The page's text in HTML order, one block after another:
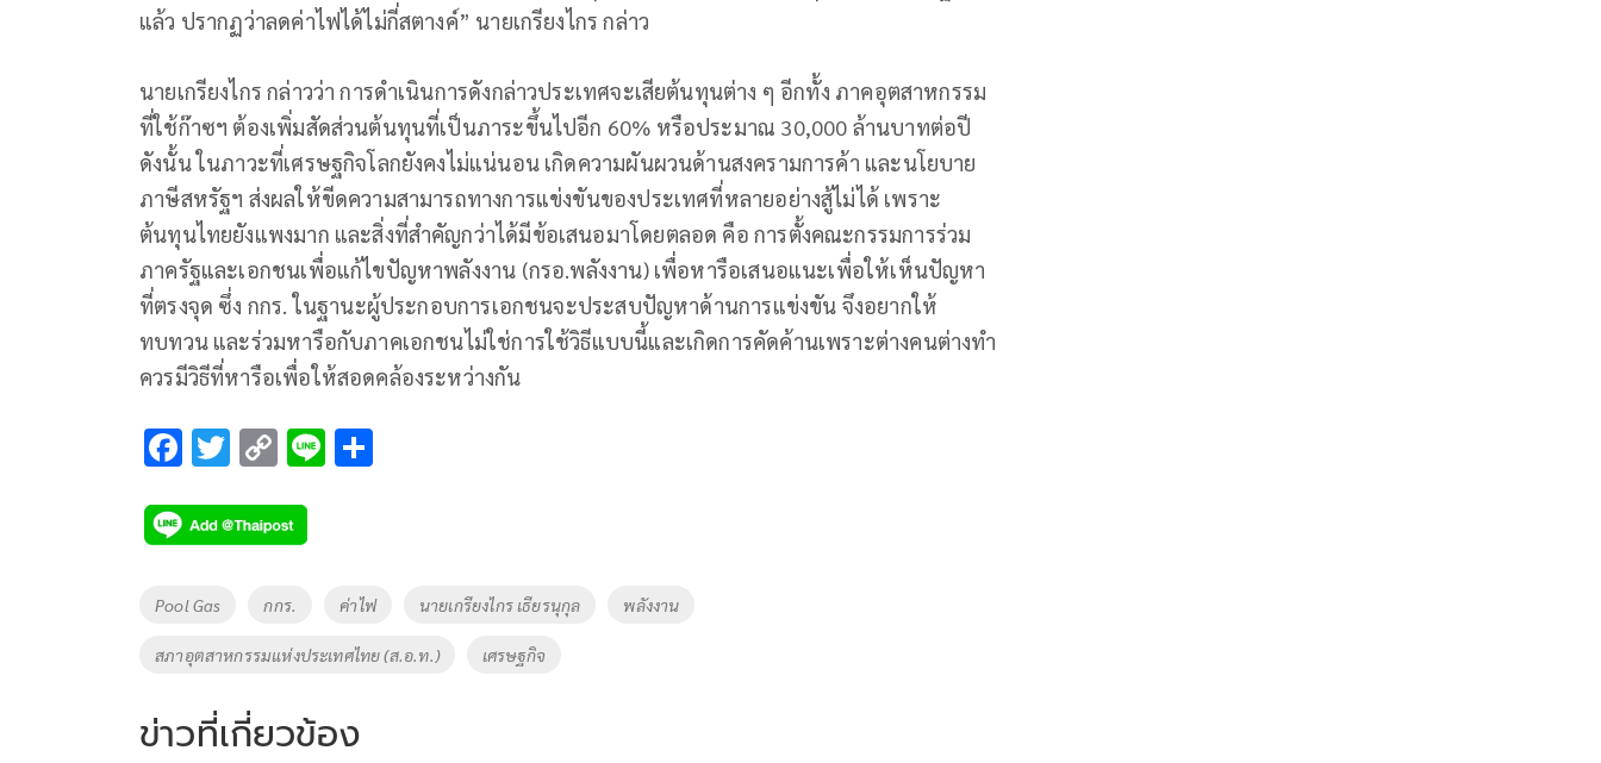
แล้ว ปรากฏว่าลดค่าไฟได้ไม่กี่สตางค์” นายเกรียงไกร กล่าว
นายเกรียงไกร กล่าวว่า การดำเนินการดังกล่าวประเทศจะเสียต้นทุนต่าง ๆ อีกทั้ง ภาคอุตสาหกรรม
ที่ใช้ก๊าซฯ ต้องเพิ่มสัดส่วนต้นทุนที่เป็นภาระขึ้นไปอีก 60% หรือประมาณ 30,000 ล้านบาทต่อปี
ดังนั้น ในภาวะที่เศรษฐกิจโลกยังคงไม่แน่นอน เกิดความผันผวนด้านสงครามการค้า และนโยบาย
ภาษีสหรัฐฯ ส่งผลให้ขีดความสามารถทางการแข่งขันของประเทศที่หลายอย่างสู้ไม่ได้ เพราะ
ต้นทุนไทยยังแพงมาก และสิ่งที่สำคัญกว่าได้มีข้อเสนอมาโดยตลอด คือ การตั้งคณะกรรมการร่วม
ภาครัฐและเอกชนเพื่อแก้ไขปัญหาพลังงาน (กรอ.พลังงาน) เพื่อหารือเสนอแนะเพื่อให้เห็นปัญหา
ที่ตรงจุด ซึ่ง กกร. ในฐานะผู้ประกอบการเอกชนจะประสบปัญหาด้านการแข่งขัน จึงอยากให้
ทบทวน และร่วมหารือกับภาคเอกชนไม่ใช่การใช้วิธีแบบนี้และเกิดการคัดค้านเพราะต่างคนต่างทำ
ควรมีวิธีที่หารือเพื่อให้สอดคล้องระหว่างกัน
F
e
b
o
k
T
tt
er
C
p
y
Li
n
k
Li
Tags
Pool Gas กกร. ค่าไฟ นายเกรียงไกร เธียรนุกุล พลังงาน
สภาอุตสาหกรรมแห่งประเทศไทย (ส.อ.ท.) เศรษฐกิจ
ข่าวที่เกี่ยวข้อง